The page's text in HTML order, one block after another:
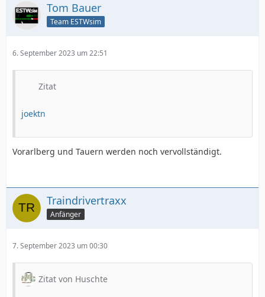
Tom Bauer
Team ESTWsim
6. September 2023 um 22:51
Zitat
joektn
Vorarlberg und Tauern werden noch vervollständigt.
Traindrivertraxx
Anfänger
7. September 2023 um 00:30
Zitat von Huschte